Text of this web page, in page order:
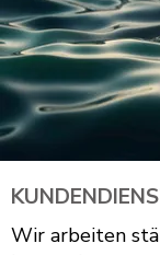
Wir arbeiten